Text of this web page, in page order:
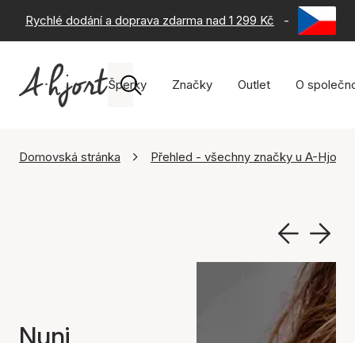
Rychlé dodání a doprava zdarma nad 1 299 Kč - 60 dní
Šperky Značky Outlet O
Domovská stránka Přehled - všechny značky u A-Hjort
Nuni